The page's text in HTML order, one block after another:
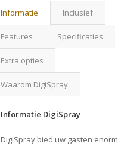
Informatie Inclusief
Features Specificaties
Extra opties
Waarom DigiSpray
Informatie DigiSpray
DigiSpray bied uw gasten enorm